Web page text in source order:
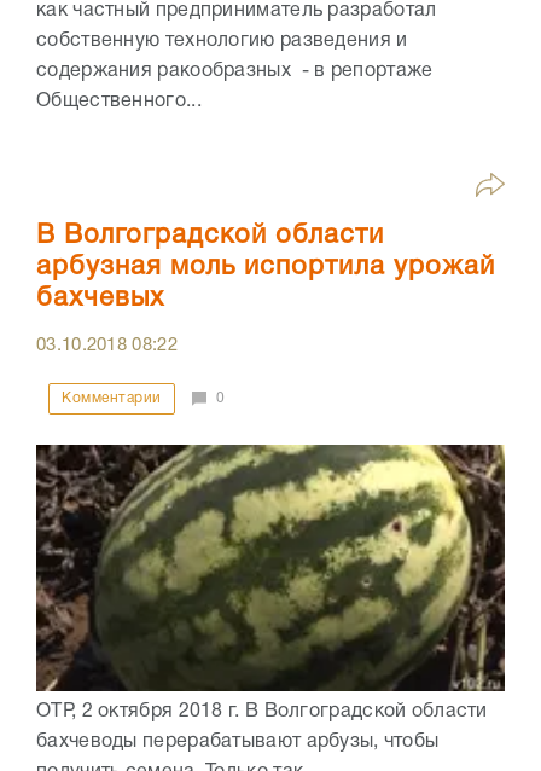
как частный предприниматель разработал
собственную технологию разведения и
содержания ракообразных - в репортаже
Общественного...
В Волгоградской области
арбузная моль испортила урожай
бахчевых
03.10.201808:22
Комментарии 0
ОТР, 2 октября 2018 г. В Волгоградской области
бахчеводы перерабатывают арбузы, чтобы